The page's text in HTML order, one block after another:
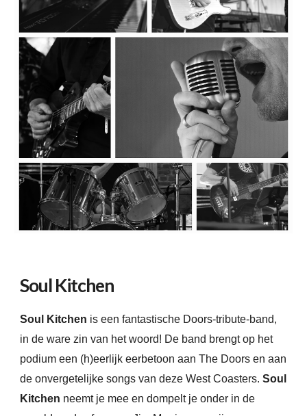
Soul Kitchen
Soul Kitchen is een fantastische Doors-tribute-band,
in de ware zin van het woord! De band brengt op het
podium een (h)eerlijkeerbetoon aan The Doors en aan
de onvergetelijke songs van dezeWest Coasters.Soul
Kitchen neemt je mee en dompelt je onder in de